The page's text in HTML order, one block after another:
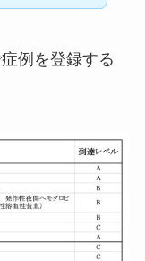
例を登録する